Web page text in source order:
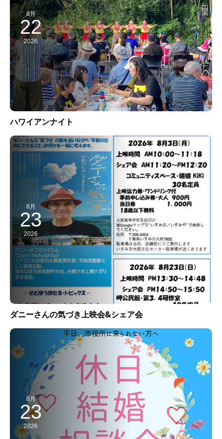
8月
22
2026
ハワイアンナイト
8月
23
2026
ダニーさんの気づき上映会&シェア会
8月
23
2026